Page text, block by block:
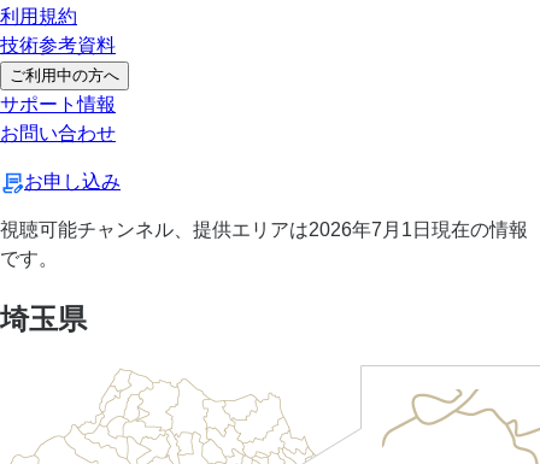
利用規約
技術参考資料
ご利用中の方へ
サポート情報
お問い合わせ
お申し込み
視聴可能チャンネル、提供エリアは2026年7月1日現在の情報
です。
埼玉県